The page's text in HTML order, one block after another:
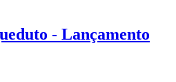
- Lançamento